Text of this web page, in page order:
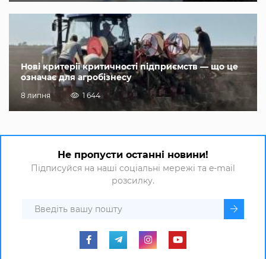
Нові критерії критичності підприємств — що це
означає для агробізнесу
8 липня 1 644
Не пропусти останні новини!
Підписуйся на наші соціальні мережі та e-mail
розсилку.